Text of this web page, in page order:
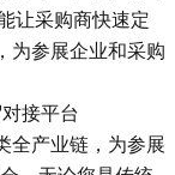
让采购商快速定
为参展企业和采购
接平台
全产业链，为参展